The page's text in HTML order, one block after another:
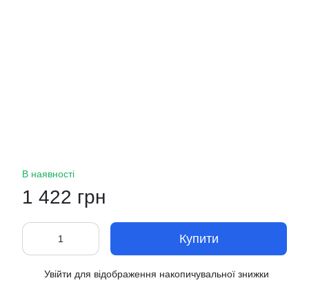
В наявності
1 422 грн
Купити
Увійти для відображення накопичувальної знижки